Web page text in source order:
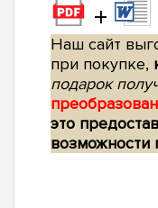
+
Наш сайт
при покупке,
подарок
это
возможности